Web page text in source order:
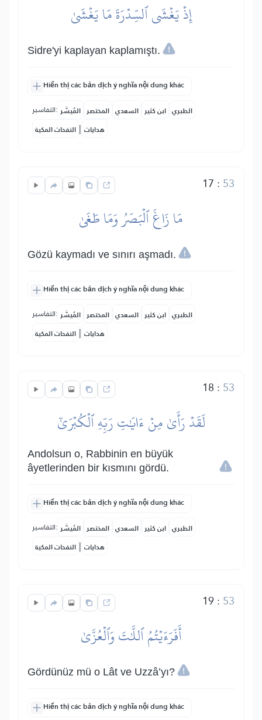
إِذۡ يَغۡشَى ٱلسِّدۡرَةَ مَا يَغۡشَىٰ
Sidre'yi kaplayan kaplamıştı.
Hiển thị các bản dịch ý nghĩa nội dung khác
التفاسير: المُيسَّر المختصر السعدي ابن كثير الطبري
النفحات المكية | هدايات
17 : 53
مَا زَاغَ ٱلۡبَصَرُ وَمَا طَغَىٰ
Gözü kaymadı ve sınırı aşmadı.
Hiển thị các bản dịch ý nghĩa nội dung khác
التفاسير: المُيسَّر المختصر السعدي ابن كثير الطبري
النفحات المكية | هدايات
18 : 53
لَقَدۡ رَأَىٰ مِنۡ ءَايَٰتِ رَبِّهِ ٱلۡكُبۡرَىٰٓ
Andolsun o, Rabbinin en büyük
âyetlerinden bir kısmını gördü.
Hiển thị các bản dịch ý nghĩa nội dung khác
التفاسير: المُيسَّر المختصر السعدي ابن كثير الطبري
النفحات المكية | هدايات
19: 53
أَفَرَءَيۡتُمُ ٱللَّٰتَ وَٱلۡعُزَّىٰ
Gördünüz mü o Lât ve Uzzâ’yı?
Hiển thị các bản dịch ý nghĩa nội dung khác